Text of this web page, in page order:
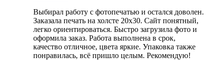
Выбирал работу с фотопечатью и остался доволен.
Заказала печать на холсте 20х30. Сайт понятный,
легко ориентироваться. Быстро загрузила фото и
оформила заказ. Работа выполнена в срок,
качество отличное, цвета яркие. Упаковка также
понравилась, всё пришло целым. Рекомендую!